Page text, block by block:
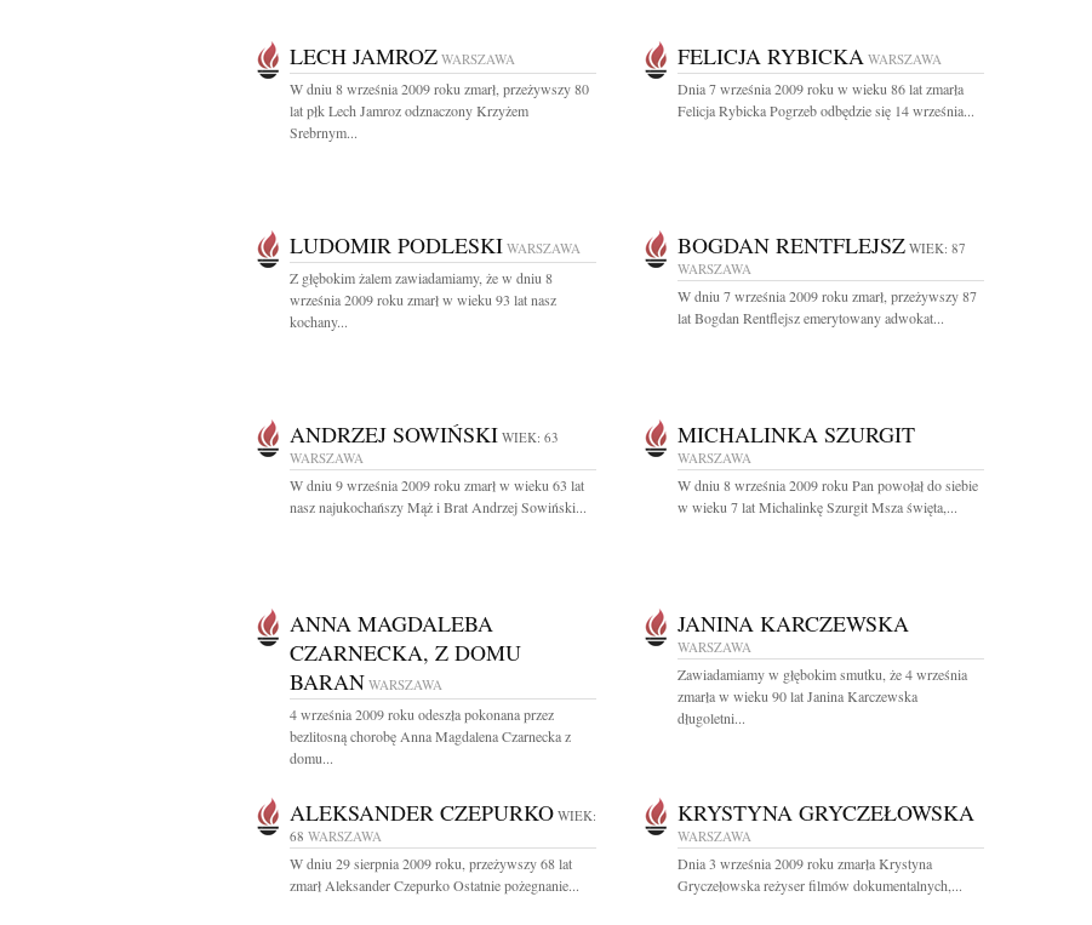
LECH JAMROZ WARSZAWA
W dniu 8 września 2009 roku zmarł, przeżywszy 80
lat płk Lech Jamroz odznaczony Krzyżem
Srebrnym...
FELICJA RYBICKA WARSZAWA
Dnia 7 września 2009 roku w wieku 86 lat zmarła
Felicja Rybicka Pogrzeb odbędzie się 14 września...
LUDOMIR PODLESKI WARSZAWA
Z głębokim żalem zawiadamiamy, że w dniu 8
września 2009 roku zmarł w wieku 93 lat nasz
kochany...
BOGDAN RENTFLEJSZ WIEK: 87
WARSZAWA
W dniu 7 września 2009 roku zmarł, przeżywszy 87
lat Bogdan Rentflejsz emerytowany adwokat...
ANDRZEJ SOWIŃSKI WIEK: 63
WARSZAWA
W dniu 9 września 2009 roku zmarł w wieku 63 lat
nasz najukochańszy Mąż i Brat Andrzej Sowiński...
MICHALINKA SZURGIT
WARSZAWA
W dniu 8 września 2009 roku Pan powołał do siebie
w wieku 7 lat Michalinkę Szurgit Msza święta,...
ANNA MAGDALEBA
CZARNECKA, Z DOMU
BARAN WARSZAWA
4 września 2009 roku odeszła pokonana przez
bezlitosną chorobę Anna Magdalena Czarnecka z
domu...
JANINA KARCZEWSKA
WARSZAWA
Zawiadamiamy w głębokim smutku, że 4 września
zmarła w wieku 90 lat Janina Karczewska
długoletni...
ALEKSANDER CZEPURKO WIEK:
68 WARSZAWA
W dniu 29 sierpnia 2009 roku, przeżywszy 68 lat
zmarł Aleksander Czepurko Ostatnie pożegnanie...
KRYSTYNA GRYCZEŁOWSKA
WARSZAWA
Dnia 3 września 2009 roku zmarła Krystyna
Gryczełowska reżyser filmów dokumentalnych,...